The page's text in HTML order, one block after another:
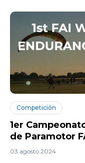
Competición
1er
de Paramotor
03 agosto 2024